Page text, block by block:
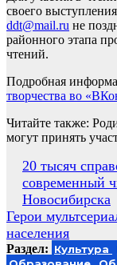
своего
ddt@mail.ru не
районного этапа
чтений.
Подробная
творчества во
Читайте также:
могут принять
Навигация
по
записям
20 тысяч
современный
Новосибирска
Герои
населения
Раздел: Культура